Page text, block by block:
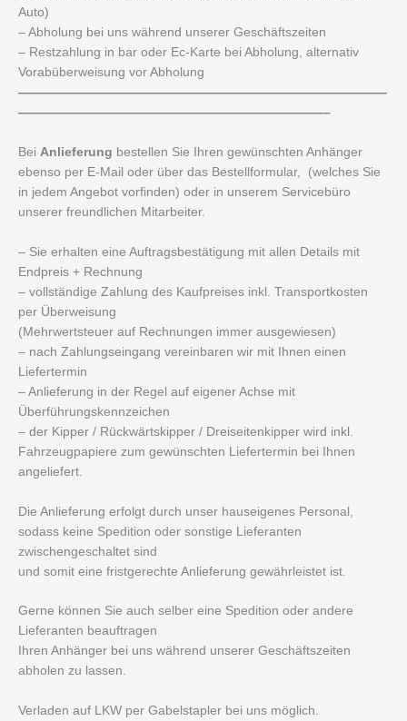
Auto)
– Abholung bei uns während unserer Geschäftszeiten
– Restzahlung in bar oder Ec-Karte bei Abholung, alternativ
Vorabüberweisung vor Abholung
—————————————————————————————
————————————————————————–
Bei Anlieferung bestellen Sie Ihren gewünschten Anhänger
ebenso per E-Mail oder über das Bestellformular, (welches Sie
in jedem Angebot vorfinden) oder in unserem Servicebüro
unserer freundlichen Mitarbeiter.
– Sie erhalten eine Auftragsbestätigung mit allen Details mit
Endpreis + Rechnung
– vollständige Zahlung des Kaufpreises inkl. Transportkosten
per Überweisung
(Mehrwertsteuer auf Rechnungen immer ausgewiesen)
– nach Zahlungseingang vereinbaren wir mit Ihnen einen
Liefertermin
– Anlieferung in der Regel auf eigener Achse mit
Überführungskennzeichen
– der Kipper / Rückwärtskipper / Dreiseitenkipper wird inkl.
Fahrzeugpapiere zum gewünschten Liefertermin bei Ihnen
angeliefert.
Die Anlieferung erfolgt durch unser hauseigenes Personal,
sodass keine Spedition oder sonstige Lieferanten
zwischengeschaltet sind
und somit eine fristgerechte Anlieferung gewährleistet ist.
Gerne können Sie auch selber eine Spedition oder andere
Lieferanten beauftragen
Ihren Anhänger bei uns während unserer Geschäftszeiten
abholen zu lassen.
Verladen auf LKW per Gabelstapler bei uns möglich.